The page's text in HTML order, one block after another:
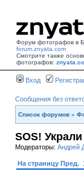
Форум фотографов в
forum.znyata.com
Смотрите также
фотографов:
Вход
Сообщения без
Список форумов »
SOS!
Модераторы: Андрей
На страницу Пред.